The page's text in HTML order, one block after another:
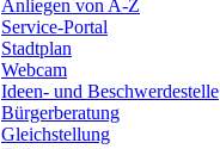
Anliegen von A-Z
Service-Portal
Stadtplan
Webcam
Ideen- und Beschwerdestelle
Bürgerberatung
Gleichstellung